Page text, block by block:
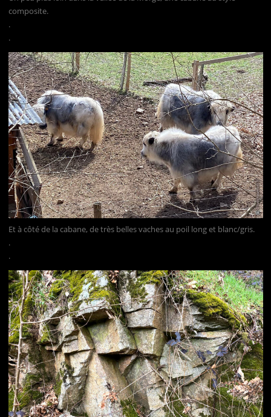
composite.
.
.
Et à côté de la cabane, de très belles vaches au poil long et blanc/gris.
.
.